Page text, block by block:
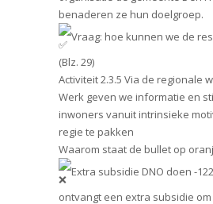
benaderen ze hun doelgroep.
Vraag: hoe kunnen we de
(Blz. 29)
Activiteit 2.3.5 Via de regionale
Werk geven we informatie en
inwoners vanuit intrinsieke
regie te pakken
Waarom staat de bullet op
Extra subsidie DNO doen -
ontvangt een extra subsidie